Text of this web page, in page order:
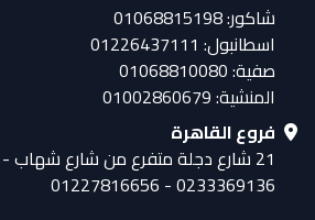
شاكور: 01068815198
اسطانبول: 01226437111
صفية: 01068810080
المنشية: 01002860679
فروع القاهرة
21 شارع دجلة متفرع من شارع شهاب - المهندسين
0233369136 - 01227816656